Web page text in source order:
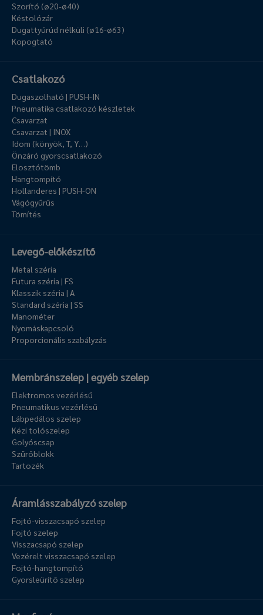
Szorító (ø20-ø40)
Késtolózár
Dugattyúrúd nélküli (ø16-ø63)
Kopogtató
Csatlakozó
Dugaszolható | PUSH-IN
Pneumatika csatlakozó készletek
Csavarzat
Csavarzat | INOX
Idom (könyök, T, Y…)
Önzáró gyorscsatlakozó
Elosztótömb
Hangtompító
Hollanderes | PUSH-ON
Vágógyűrűs
Tömítés
Levegő-előkészítő
Metal széria
Futura széria | FS
Klasszik széria | A
Standard széria | SS
Manométer
Nyomáskapcsoló
Proporcionális szabályzás
Membránszelep | egyéb szelep
Elektromos vezérlésű
Pneumatikus vezérlésű
Lábpedálos szelep
Kézi tolószelep
Golyóscsap
Szűrőblokk
Tartozék
Áramlásszabályzó szelep
Fojtó-visszacsapó szelep
Fojtó szelep
Visszacsapó szelep
Vezérelt visszacsapó szelep
Fojtó-hangtompító
Gyorsleürítő szelep